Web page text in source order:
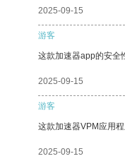
2025-09-15
游客
这款加速器app的安全
2025-09-15
游客
这款加速器VPM应用
2025-09-15